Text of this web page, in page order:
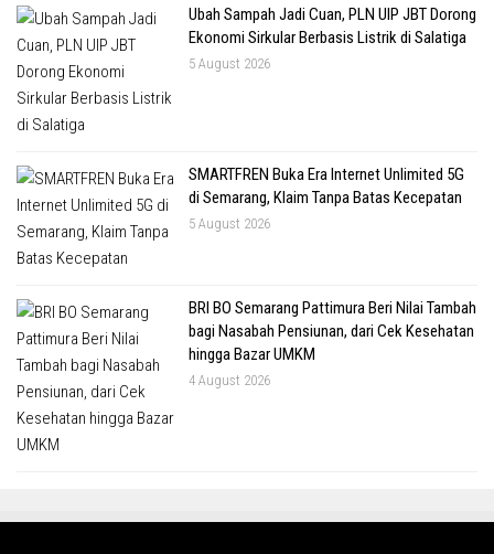
Ubah Sampah Jadi Cuan, PLN UIP JBT Dorong
Ekonomi Sirkular Berbasis Listrik di Salatiga
5 August 2026
SMARTFREN Buka Era Internet Unlimited 5G
di Semarang, Klaim Tanpa Batas Kecepatan
5 August 2026
BRI BO Semarang Pattimura Beri Nilai Tambah
bagi Nasabah Pensiunan, dari Cek Kesehatan
hingga Bazar UMKM
4 August 2026